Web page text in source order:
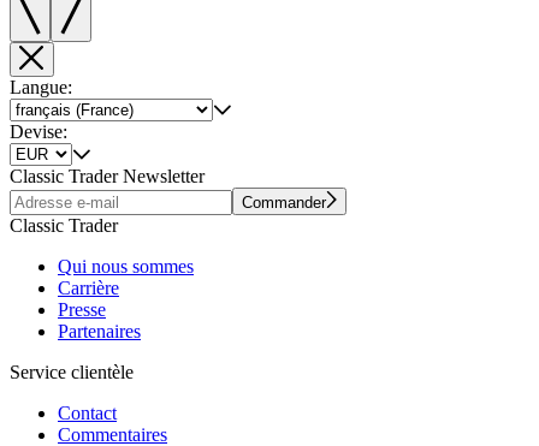
Langue:
Devise:
Classic Trader Newsletter
Commander
Classic Trader
Qui nous sommes
Carrière
Presse
Partenaires
Service clientèle
Contact
Commentaires